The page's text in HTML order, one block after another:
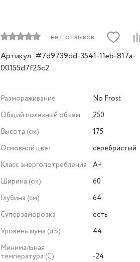
нет отзывов
Артикул: #7d9739dd-3541-11eb-817a-
00155d7f25c2
Размораживание
No Frost
Общий полезный объем
250
Высота (см)
175
Основной цвет
серебристый
Класс энергопотребления
A+
Ширина (см)
60
Глубина (см)
64
Суперзаморозка
есть
Уровень шума (дБ)
44
Минимальная
температура (С)
-24